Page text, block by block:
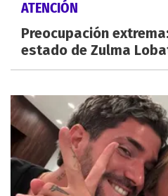
ATENCIÓN
Preocupación
estado de Zulma